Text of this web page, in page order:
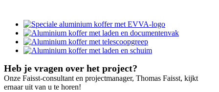
Heb je vragen over het project?
Onze Faisst-consultant en projectmanager, Thomas Faisst, kijkt
ernaar uit van u te horen!